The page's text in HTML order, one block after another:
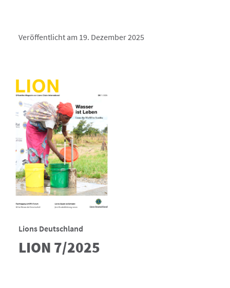
Veröffentlicht am 19. Dezember 2025
Lions Deutschland
LION 7/2025